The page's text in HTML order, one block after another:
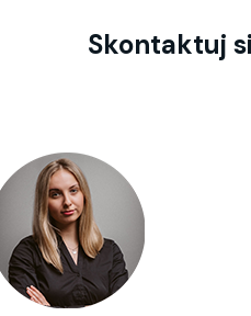
Skontaktuj